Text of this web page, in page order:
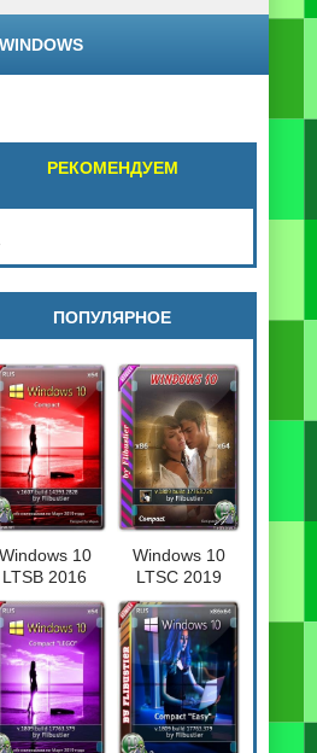
РЕКОМЕНДУЕМ
ПОПУЛЯРНОЕ
Windows 10
LTSB 2016
Compact
Windows 10
LTSC 2019
Compact
[17763.720] 32-
64бит